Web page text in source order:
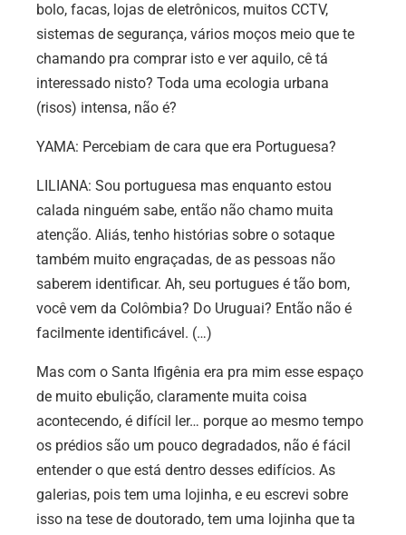
bolo, facas, lojas de eletrônicos, muitos CCTV,
sistemas de segurança, vários moços meio que te
chamando pra comprar isto e ver aquilo, cê tá
interessado nisto? Toda uma ecologia urbana
(risos) intensa, não é?
YAMA: Percebiam de cara que era Portuguesa?
LILIANA: Sou portuguesa mas enquanto estou
calada ninguém sabe, então não chamo muita
atenção. Aliás, tenho histórias sobre o sotaque
também muito engraçadas, de as pessoas não
saberem identificar. Ah, seu portugues é tão bom,
você vem da Colômbia? Do Uruguai? Então não é
facilmente identificável. (…)
Mas com o Santa Ifigênia era pra mim esse espaço
de muito ebulição, claramente muita coisa
acontecendo, é difícil ler… porque ao mesmo tempo
os prédios são um pouco degradados, não é fácil
entender o que está dentro desses edifícios. As
galerias, pois tem uma lojinha, e eu escrevi sobre
isso na tese de doutorado, tem uma lojinha que ta